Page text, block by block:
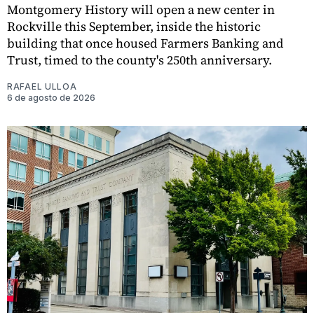
Montgomery History will open a new center in
Rockville this September, inside the historic
building that once housed Farmers Banking and
Trust, timed to the county's 250th anniversary.
RAFAEL ULLOA
6 de agosto de 2026